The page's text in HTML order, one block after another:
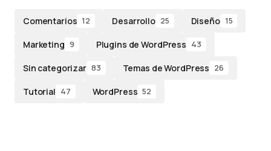
Comentarios 12 Desarrollo 25 Diseño 15
Marketing 9 Plugins de WordPress 43
Sin categorizar 83 Temas de WordPress 26
Tutorial 47 WordPress 52